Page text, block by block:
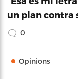
un plan contra
0
Opinions